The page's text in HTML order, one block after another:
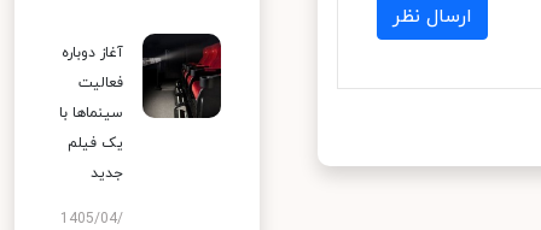
ارسال نظر
آغاز دوباره
فعالیت
سینماها با
یک فیلم
جدید
1405/04/